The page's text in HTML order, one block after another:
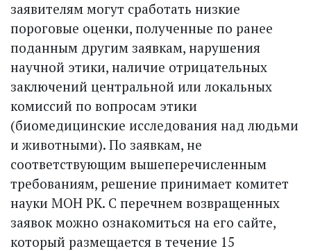
заявителям могут сработать низкие
пороговые оценки, полученные по ранее
поданным другим заявкам, нарушения
научной этики, наличие отрицательных
заключений центральной или локальных
комиссий по вопросам этики
(биомедицинские исследования над людьми
и животными). По заявкам, не
соответствующим вышеперечисленным
требованиям, решение принимает комитет
науки МОН РК. С перечнем возвращенных
заявок можно ознакомиться на его сайте,
который размещается в течение 15